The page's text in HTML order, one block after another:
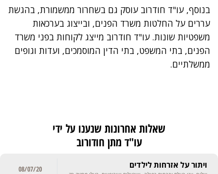
בנוסף, עו"ד חודרוב עוסק גם בשחרור ממשמורת, בהגשת
עררים על החלטות משרד הפנים, ובייצוג בערכאות
משפטיות שונות. עו"ד חודרוב מייצג לקוחות בפני משרד
הפנים, בתי המשפט, בתי הדין המוסמכים, ועדות וגופים
ממשלתיים.
שאלות אחרונות שנענו על ידי
עו"ד מתן חודורוב
ויתור על אזרחות לילדים
08/07/20